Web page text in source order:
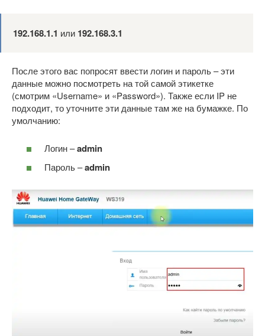
192.168.1.1 или 192.168.3.1
После этого вас попросят ввести логин и пароль – эти
данные можно посмотреть на той самой этикетке
(смотрим «Username» и «Password»). Также если IP не
подходит, то уточните эти данные там же на бумажке. По
умолчанию:
Логин –admin
Пароль –admin